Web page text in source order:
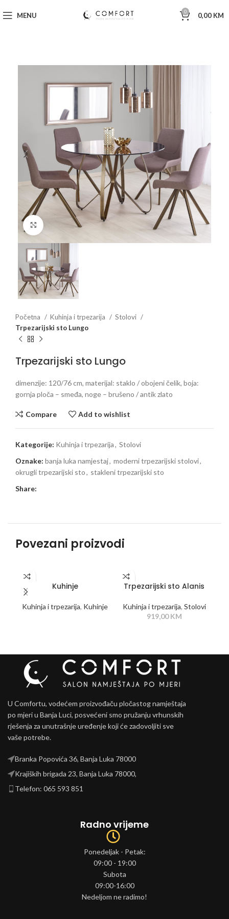
MENU 0 0,00 KM
Click to enlarge
Početna Kuhinja i trpezarija
Stolovi
Trpezarijski sto Lungo
Trpezarijski sto Lungo
dimenzije: 120/76 cm, materijal: staklo / obojeni čelik, boja:
gornja ploča – smeđa, noge – brušeno / antik zlato
Compare Add to wishlist
Kategorije: Kuhinja i trpezarija, Stolovi
Oznake: banja luka namjestaj, moderni trpezarijski stolovi,
okrugli trpezarijski sto, stakleni trpezarijski sto
Share:
Povezani proizvodi
Kuhinje
Kuhinja i trpezarija, Kuhinje
Trpezarijski sto Alanis
Kuhinja i trpezarija, Stolovi
919,00KM
U Comfortu, vodećem proizvođaču pločastog namještaja
po mjeri u Banja Luci, posvećeni smo pružanju vrhunskih
rješenja za unutrašnje uređenje koji će zadovoljiti sve
vaše potrebe.
Branka Popovića 36, Banja Luka 78000
Krajiških brigada 23, Banja Luka 78000,
Telefon: 065 593 851
Radno vrijeme
Ponedeljak - Petak:
09:00 - 19:00
Subota
09:00-16:00
Nedeljom ne radimo!